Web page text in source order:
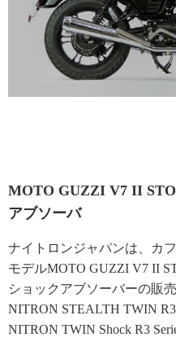
MOTO GUZZI V7 II
アブソーバ
ナイトロンジャパンは、カ
モデルMOTO GUZZI V7 II
ショックアブソーバーの販
NITRON STEALTH TWIN R3
NITRON TWIN Shock R3